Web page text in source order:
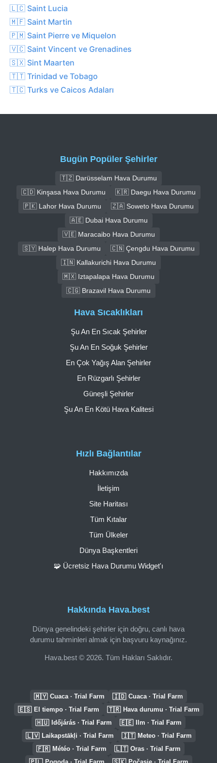
🇱🇨 Saint Lucia
🇲🇫 Saint Martin
🇵🇲 Saint Pierre ve Miquelon
🇻🇨 Saint Vincent ve Grenadines
🇸🇽 Sint Maarten
🇹🇹 Trinidad ve Tobago
🇹🇨 Turks ve Caicos Adaları
Bugün Popüler Şehirler
🇹🇿 Darüsselam Hava Durumu
🇨🇩 Kinşasa Hava Durumu
🇰🇷 Daegu Hava Durumu
🇵🇰 Lahor Hava Durumu
🇿🇦 Soweto Hava Durumu
🇦🇪 Dubai Hava Durumu
🇻🇪 Maracaibo Hava Durumu
🇸🇾 Halep Hava Durumu
🇨🇳 Çengdu Hava Durumu
🇮🇳 Kallakurichi Hava Durumu
🇲🇽 Iztapalapa Hava Durumu
🇨🇬 Brazavil Hava Durumu
Hakkında Hava.best
Dünya genelindeki şehirler için doğru, canlı hava
durumu tahminleri almak için başvuru kaynağınız.
Hava.best © 2026. Tüm Hakları Saklıdır.
Hızlı Bağlantılar
Hakkımızda
İletişim
Site Haritası
Tüm Kıtalar
Tüm Ülkeler
Dünya Başkentleri
🧩 Ücretsiz Hava Durumu Widget'ı
Hava Sıcaklıkları
Şu An En Sıcak Şehirler
Şu An En Soğuk Şehirler
En Çok Yağış Alan Şehirler
En Rüzgarlı Şehirler
Güneşli Şehirler
Şu An En Kötü Hava Kalitesi
🇲🇾 Cuaca · Trial Farm 🇮🇩 Cuaca · Trial Farm
🇪🇸 El tiempo · Trial Farm 🇹🇷 Hava durumu · Trial Farm
🇭🇺 Időjárás · Trial Farm 🇪🇪 Ilm · Trial Farm
🇱🇻 Laikapstākļi · Trial Farm 🇮🇹 Meteo · Trial Farm
🇫🇷 Météo · Trial Farm 🇱🇹 Oras · Trial Farm